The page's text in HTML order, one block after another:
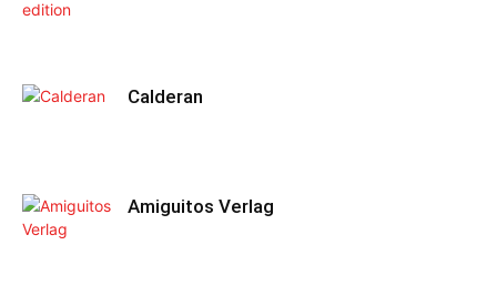
Calderan
Amiguitos Verlag